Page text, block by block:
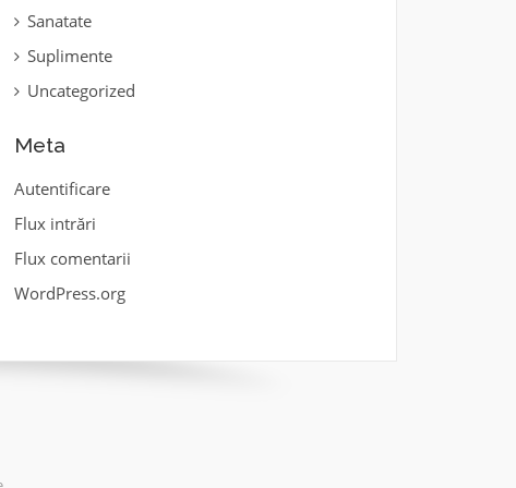
Sanatate
Suplimente
Uncategorized
Meta
Autentificare
Flux intrări
Flux comentarii
WordPress.org